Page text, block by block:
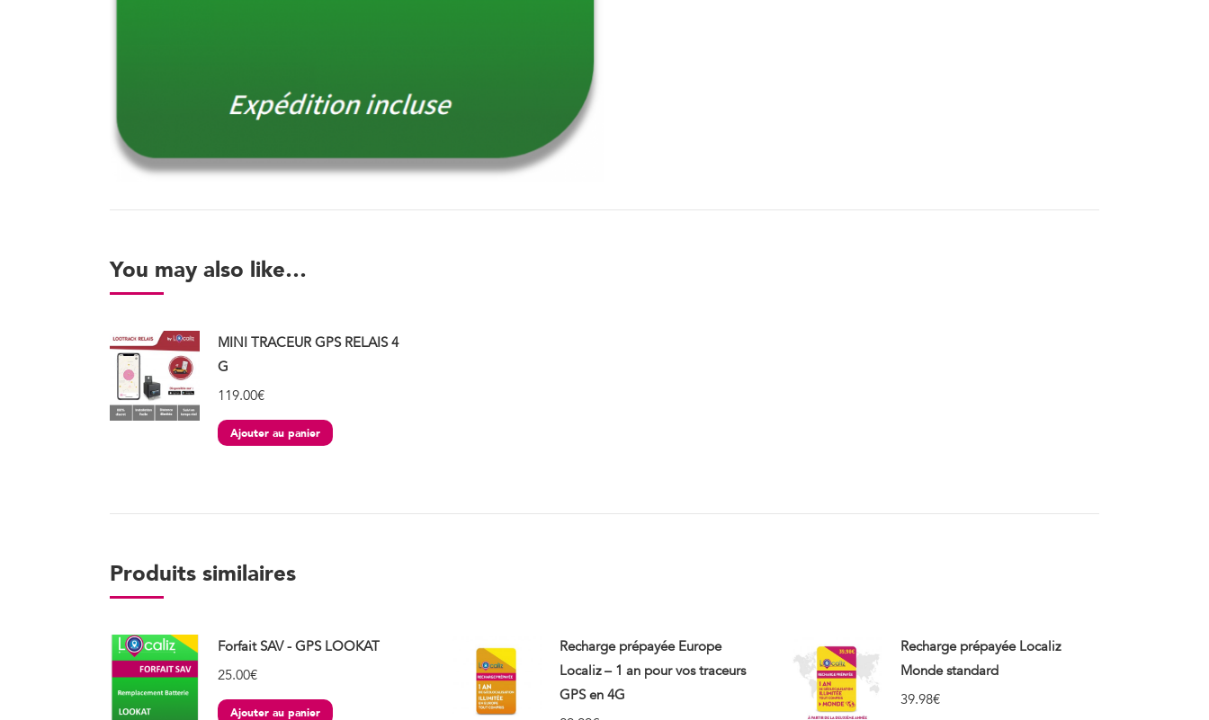
You may also like…
MINI TRACEUR GPS RELAIS 4
G
119.00€
Ajouter au panier
Produits similaires
Forfait SAV - GPS LOOKAT
25.00€
Ajouter au panier
Recharge prépayée Europe
Localiz – 1 an pour vos traceurs
GPS en 4G
Recharge prépayée Localiz
Monde standard
39.98€